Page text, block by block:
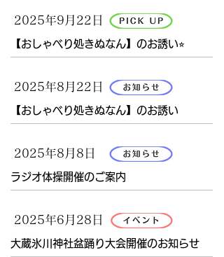
2025年9月22日
【おしゃべり処きぬなん】のお誘い⭐︎
2025年8月22日
【おしゃべり処きぬなん】のお誘い
2025年8月8日
ラジオ体操開催のご案内
2025年6月28日
大蔵氷川神社盆踊り大会開催のお知らせ